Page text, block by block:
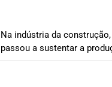
Na indústria da
passou a sustentar a